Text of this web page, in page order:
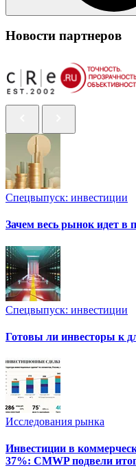
Новости партнеров
Спецвыпуск: инвестиции
Зачем весь рынок идет в
Спецвыпуск: инвестиции
Готовы ли инвесторы к
Исследования рынка
Инвестиции в
37%: CMWP подвели